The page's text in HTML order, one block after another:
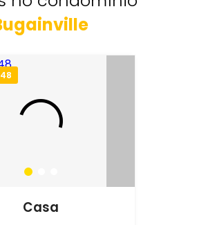
Casa